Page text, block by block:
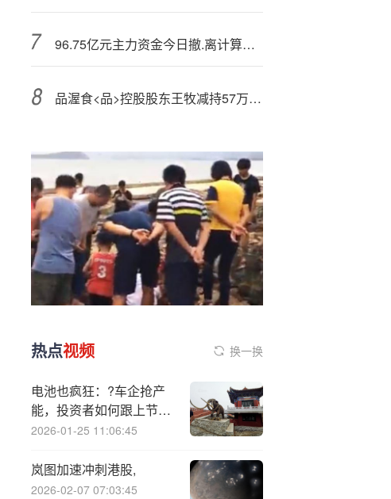
96.75亿元主力资金今日撤.离计算机板块
品渥食<品>控股股东王牧减持57万股 占总股本的0.575%
热点视频 换一换
电池也疯狂：?车企抢产
能，投资者如何跟上节
奏？
2026-01-25 11:06:45
岚图加速冲刺港股,
2026-02-07 07:03:45